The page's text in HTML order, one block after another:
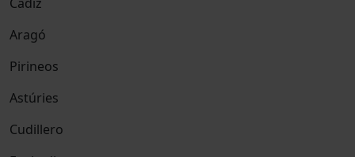
Aragó
Pirineos
Astúries
Cudillero